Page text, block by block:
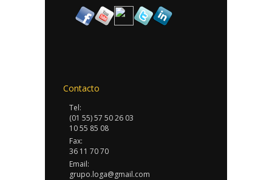
Contacto
Tel:
(01 55) 57 50 26 03
10 55 85 08
Fax:
36 11 70 70
Email:
grupo.loga@gmail.com